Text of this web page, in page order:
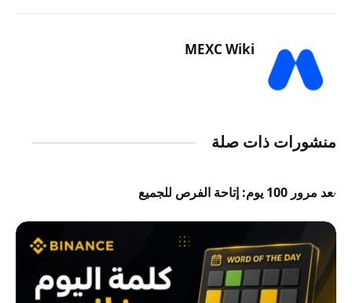
MEXC Wiki
منشورات ذات صلة
بعد مرور 100 يوم: إتاحة الفرص للجميع